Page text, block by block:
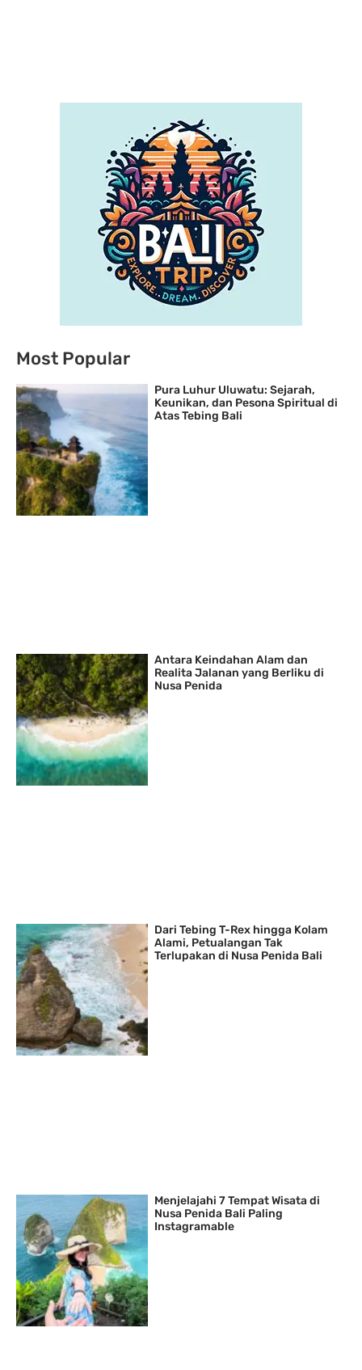
Most Popular
Pura Luhur Uluwatu: Sejarah,
Keunikan, dan Pesona Spiritual di
Atas Tebing Bali
Antara Keindahan Alam dan
Realita Jalanan yang Berliku di
Nusa Penida
Dari Tebing T-Rex hingga Kolam
Alami, Petualangan Tak
Terlupakan di Nusa Penida Bali
Menjelajahi 7 Tempat Wisata di
Nusa Penida Bali Paling
Instagramable